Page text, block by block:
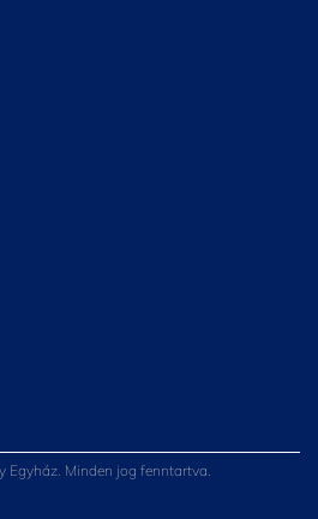
Egyház. Minden jog fenntartva.